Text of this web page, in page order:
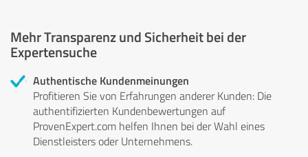
Mehr Transparenz und Sicherheit bei der
Expertensuche
Authentische Kundenmeinungen
Profitieren Sie von Erfahrungen anderer Kunden: Die
authentifizierten Kundenbewertungen auf
ProvenExpert.com helfen Ihnen bei der Wahl eines
Dienstleisters oder Unternehmens.